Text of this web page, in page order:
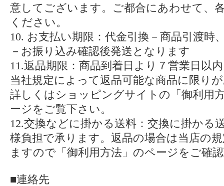
意してございます。ご都合にあわせて、
ください。
10. お支払い期限：代金引換－商品引渡時
－お振り込み確認後発送となります
11.返品期限：商品到着日より７営業日以
当社規定によって返品可能な商品に限り
詳しくはショッピングサイトの「御利用
ージをご覧下さい。
12.交換などに掛かる送料：交換に掛かる
様負担で承ります。返品の場合は当店の
ますので「御利用方法」のページをご確
■連絡先